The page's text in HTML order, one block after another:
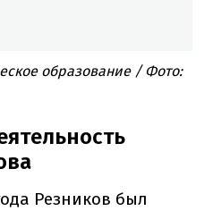
образование / Фото:
Резников был